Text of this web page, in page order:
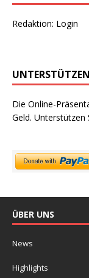
Redaktion: Login
Die Online-
Geld. Unterstützen
ÜBER UNS
News
Highlights